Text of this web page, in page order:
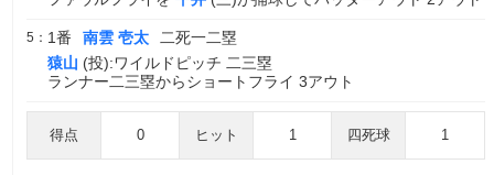
5： 1番 南雲 壱太
二死一二塁
猿山 (投):ワイルドピッチ 二三塁
ランナー二三塁からショートフライ 3アウト
得点 0 ヒット 1 四死球 1